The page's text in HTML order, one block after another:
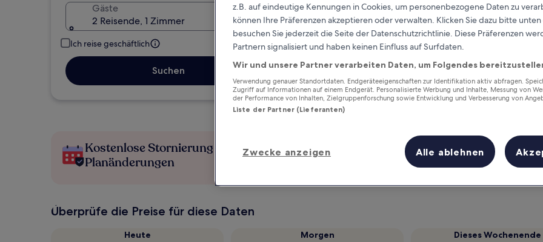
Gäste
2 Reisende, 1 Zimmer
Ich reise geschäftlich
Suchen
Kostenlose Stornierung bei
Planänderungen
Verdiene Prämien für jede
wahrgenommene Übernachtung
Überprüfe die Preise für diese Daten
Heute
Morgen
Dieses Wochenende
z.B. auf eindeutige Kennungen in Cookies, um personenbezogene Daten zu
können Ihre Präferenzen akzeptieren oder verwalten. Klicken Sie dazu bitte
besuchen Sie jederzeit die Seite der Datenschutzrichtlinie. Diese Präferenzen
Partnern signalisiert und haben keinen Einfluss auf Surfdaten.
Wir und unsere Partner verarbeiten Daten, um Folgendes
Verwendung genauer Standortdaten. Endgeräteeigenschaften zur Identifikation aktiv abfragen.
Zugriff auf Informationen auf einem Endgerät. Personalisierte Werbung und Inhalte, Messung von
der Performance von Inhalten, Zielgruppenforschung sowie Entwicklung und Verbesserung von
Liste der Partner (Lieferanten)
Zwecke anzeigen Alle ablehnen